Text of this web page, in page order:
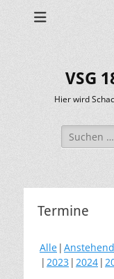
VSG
Hier wird
Suche
nach:
Termine
Alle Anstehend
2023 2024